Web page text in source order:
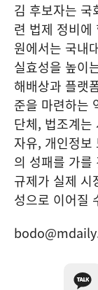
김 후보자는 국
련 법제 정비에
원에서는 국내
실효성을 높이
해배상과 플랫
준을 마련하는
단체, 법조계는
자유, 개인정보
의 성패를 가를
규제가 실제 시
성으로 이어질